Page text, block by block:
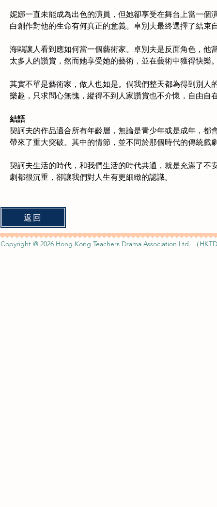
妮娜一直未能成為出色的演員，但她卻享受在舞台上當一
白創作對他的生命有何真正的意義。卓別夫最終選擇了結束
海鷗讓人看到應如何當一個藝術家。卓別夫是反面角色，
太多人的讚賞，然而她享受她的藝術，並在藝術中獲得快樂
其實不單是藝術家，做人也如是。倘我們整天都為得到別
樂趣，只求問心無愧，縱得不到人家讚賞也不介懷，自由自
結語
契訶夫的作品適合所有年齡層，無論是青少年或是成年，
帶來了重大突破。其中的情節，並不同於那個時代的傳統戲
契訶夫生活的時代，和我們生活的時代共通，就是充滿了
劇都很沉重，卻讓我們對人生有更細緻的認識。
返回
Copyright @ 2026 Hong Kong Teachers Drama Association Ltd. （